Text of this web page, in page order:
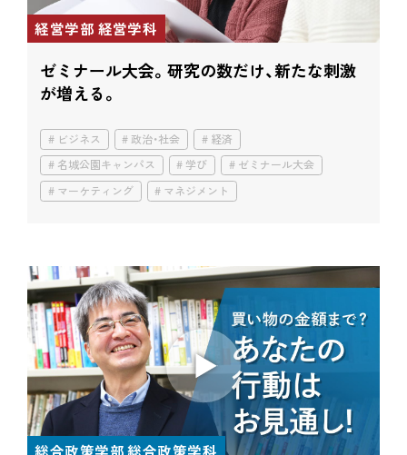
経営学部 経営学科
ゼミナール大会。研究の数だけ、新たな刺激
が増える。
ビジネス 政治・社会
経済
名城公園キャンパス
学び
ゼミナール大会
マーケティング
マネジメント
総合政策学部 総合政策学科